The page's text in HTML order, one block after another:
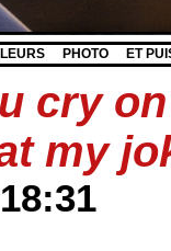
PHOTO ET
cry
my